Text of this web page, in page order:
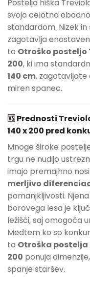
Postelja hiška
svojo celotno
standardom. Nizek in
zagotavlja
to Otroško posteljo
200, ki ima
140 cm,
miren spanec.
🆚 Prednosti
140 x 200 pred
Mnoge široke
trgu ne nudijo
imajo premajhno
merljivo
pomanjkljivosti.
borovega lesa je
ležišči, saj omogoča
Medtem ko so
ta Otroška postelja
200 ponuja
spanje staršev.